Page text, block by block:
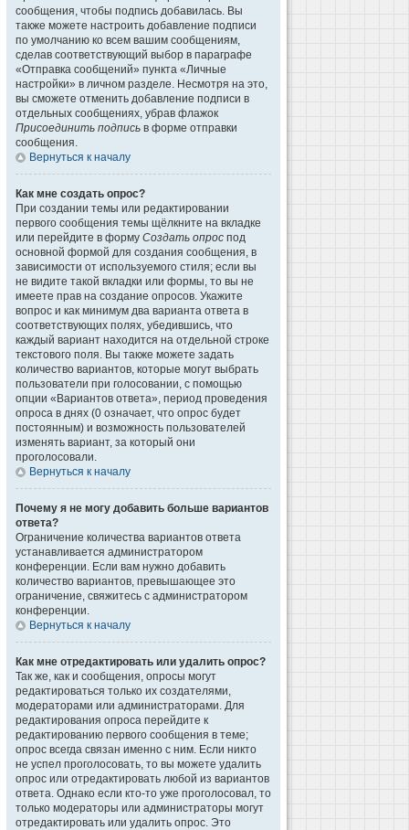
сообщения, чтобы подпись добавилась. Вы
также можете настроить добавление подписи
по умолчанию ко всем вашим сообщениям,
сделав соответствующий выбор в параграфе
«Отправка сообщений» пункта «Личные
настройки» в личном разделе. Несмотря на это,
вы сможете отменить добавление подписи в
отдельных сообщениях, убрав флажок
Присоединить подпись в форме отправки
сообщения.
Вернуться к началу
Как мне создать опрос?
При создании темы или редактировании
первого сообщения темы щёлкните на вкладке
или перейдите в форму Создать опрос под
основной формой для создания сообщения, в
зависимости от используемого стиля; если вы
не видите такой вкладки или формы, то вы не
имеете прав на создание опросов. Укажите
вопрос и как минимум два варианта ответа в
соответствующих полях, убедившись, что
каждый вариант находится на отдельной строке
текстового поля. Вы также можете задать
количество вариантов, которые могут выбрать
пользователи при голосовании, с помощью
опции «Вариантов ответа», период проведения
опроса в днях (0 означает, что опрос будет
постоянным) и возможность пользователей
изменять вариант, за который они
проголосовали.
Вернуться к началу
Почему я не могу добавить больше вариантов
ответа?
Ограничение количества вариантов ответа
устанавливается администратором
конференции. Если вам нужно добавить
количество вариантов, превышающее это
ограничение, свяжитесь с администратором
конференции.
Вернуться к началу
Как мне отредактировать или удалить опрос?
Так же, как и сообщения, опросы могут
редактироваться только их создателями,
модераторами или администраторами. Для
редактирования опроса перейдите к
редактированию первого сообщения в теме;
опрос всегда связан именно с ним. Если никто
не успел проголосовать, то вы можете удалить
опрос или отредактировать любой из вариантов
ответа. Однако если кто-то уже проголосовал, то
только модераторы или администраторы могут
отредактировать или удалить опрос. Это